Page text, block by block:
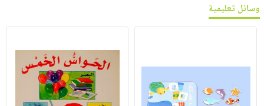
وسائل تعليمية